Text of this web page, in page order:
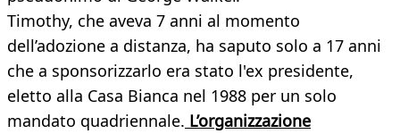
Timothy, che aveva 7 anni al momento
dell’adozione a distanza, ha saputo solo a 17 anni
che a sponsorizzarlo era stato l'ex presidente,
eletto alla Casa Bianca nel 1988 per un solo
mandato quadriennale. L’organizzazione